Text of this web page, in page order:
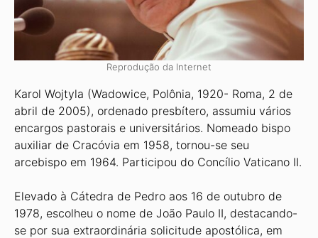
Reprodução da Internet
Karol Wojtyla (Wadowice, Polônia, 1920- Roma, 2 de
abril de 2005), ordenado presbítero, assumiu vários
encargos pastorais e universitários. Nomeado bispo
auxiliar de Cracóvia em 1958, tornou-se seu
arcebispo em 1964. Participou do Concílio Vaticano II.
Elevado à Cátedra de Pedro aos 16 de outubro de
1978, escolheu o nome de João Paulo II, destacando-
se por sua extraordinária solicitude apostólica, em